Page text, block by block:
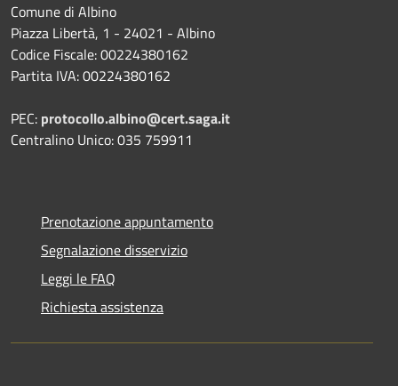
Comune di Albino
Piazza Libertà, 1 - 24021 - Albino
Codice Fiscale: 00224380162
Partita IVA: 00224380162
PEC: protocollo.albino@cert.saga.it
Centralino Unico: 035 759911
Prenotazione appuntamento
Segnalazione disservizio
Leggi le FAQ
Richiesta assistenza